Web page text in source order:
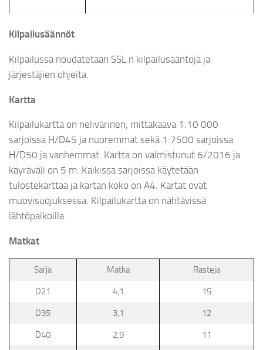
Kilpailusäännöt
Kilpailussa noudatetaan SSL:n kilpailusääntöjä ja
järjestäjien ohjeita.
Kartta
Kilpailukartta on nelivärinen, mittakaava 1:10 000
sarjoissa H/D45 ja nuoremmat sekä 1:7500 sarjoissa
H/D50 ja vanhemmat. Kartta on valmistunut 6/2016 ja
käyräväli on 5 m. Kaikissa sarjoissa käytetään
tulostekarttaa ja kartan koko on A4. Kartat ovat
muovisuojuksessa. Kilpailukartta on nähtävissä
lähtöpaikoilla.
Matkat
Sarja Matka Rasteja
D21 4,1 15
D35 3,1 12
D40 2,9 11